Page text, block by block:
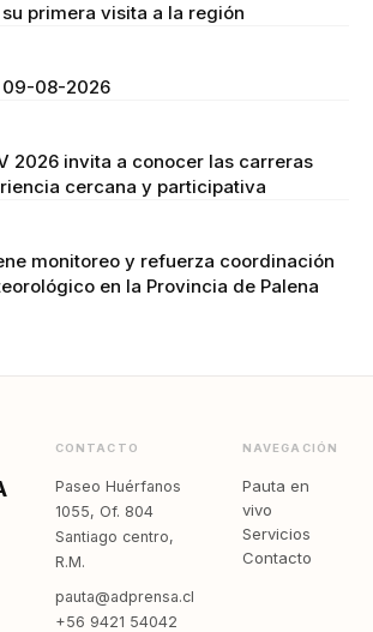
primera visita a la región
09-08-2026
2026 invita a conocer las carreras
cercana y participativa
monitoreo y refuerza coordinación
en la Provincia de Palena
CONTACTO
Paseo Huérfanos
1055, Of. 804
Santiago centro,
R.M.
pauta@adprensa.cl
+56 9421 54042
NAVEGACIÓN
Pauta en
vivo
Servicios
Contacto